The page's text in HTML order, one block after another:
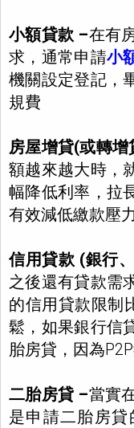
小額貸款 –在有
求，通常申請小
機關設定登記，
規費
房屋增貸(或轉增
額越來越大時，
幅降低利率，拉
有效減低繳款壓力
信用貸款 (銀行
之後還有貸款需
的信用貸款限制
鬆，如果銀行信
胎房貸，因為
二胎房貸 –當實
是申請二胎房